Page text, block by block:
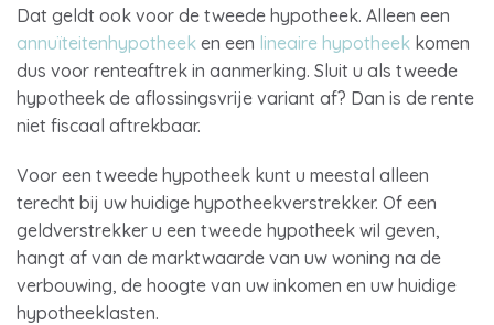
Dat geldt ook voor de tweede hypotheek. Alleen een
annuïteitenhypotheek en een lineaire hypotheek komen
dus voor renteaftrek in aanmerking. Sluit u als tweede
hypotheek de aflossingsvrije variant af? Dan is de rente
niet fiscaal aftrekbaar.
Voor een tweede hypotheek kunt u meestal alleen
terecht bij uw huidige hypotheekverstrekker. Of een
geldverstrekker u een tweede hypotheek wil geven,
hangt af van de marktwaarde van uw woning na de
verbouwing, de hoogte van uw inkomen en uw huidige
hypotheeklasten.